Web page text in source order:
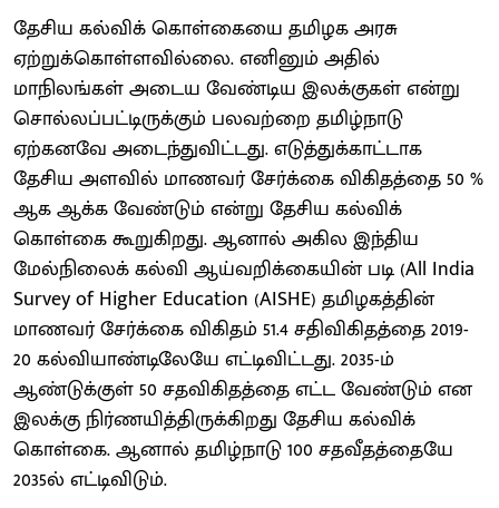
தேசிய கல்விக் கொள்கையை தமிழக அரசு
ஏற்றுக்கொள்ளவில்லை. எனினும் அதில்
மாநிலங்கள் அடைய வேண்டிய இலக்குகள் என்று
சொல்லப்பட்டிருக்கும் பலவற்றை தமிழ்நாடு
ஏற்கனவே அடைந்துவிட்டது. எடுத்துக்காட்டாக
தேசிய அளவில் மாணவர் சேர்க்கை விகிதத்தை 50 %
ஆக ஆக்க வேண்டும் என்று தேசிய கல்விக்
கொள்கை கூறுகிறது. ஆனால் அகில இந்திய
மேல்நிலைக் கல்வி ஆய்வறிக்கையின் படி (All India
Survey of Higher Education (AISHE) தமிழகத்தின்
மாணவர் சேர்க்கை விகிதம் 51.4 சதிவிகிதத்தை 2019-
20 கல்வியாண்டிலேயே எட்டிவிட்டது. 2035-ம்
ஆண்டுக்குள் 50 சதவிகிதத்தை எட்ட வேண்டும் என
இலக்கு நிர்ணயித்திருக்கிறது தேசிய கல்விக்
கொள்கை. ஆனால் தமிழ்நாடு 100 சதவீதத்தையே
2035ல் எட்டிவிடும்.